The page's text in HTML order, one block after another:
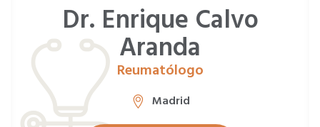
Dr. Enrique Calvo
Aranda
Reumatólogo
Madrid